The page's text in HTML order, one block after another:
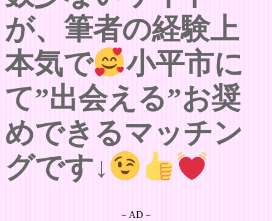
が、筆者の経験上
本気で
小平市に
て”出会える”お奨
めできるマッチン
グです↓
－AD－